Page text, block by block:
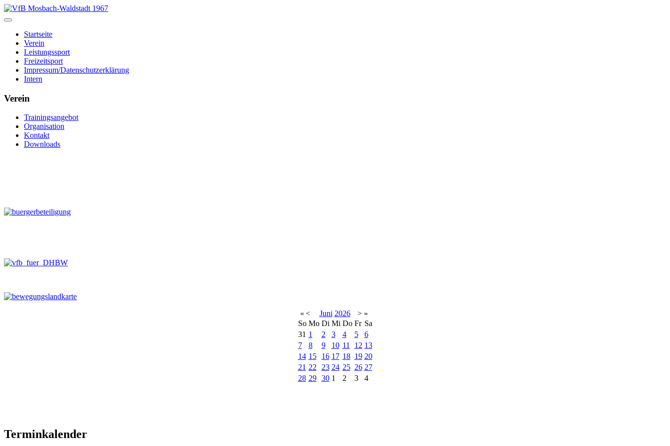
Startseite
Verein
Leistungssport
Freizeitsport
Impressum/Datenschutzerklärung
Intern
Verein
Trainingsangebot
Organisation
Kontakt
Downloads
« < Juni 2026 > »
So Mo Di Mi Do Fr Sa
31 1 2 3 4 5
6
7
8 9 10 11 12 13
14 15 16 17 18 19 20
21 22 23 24 25 26 27
28 29 30 1 2 3 4
Terminkalender